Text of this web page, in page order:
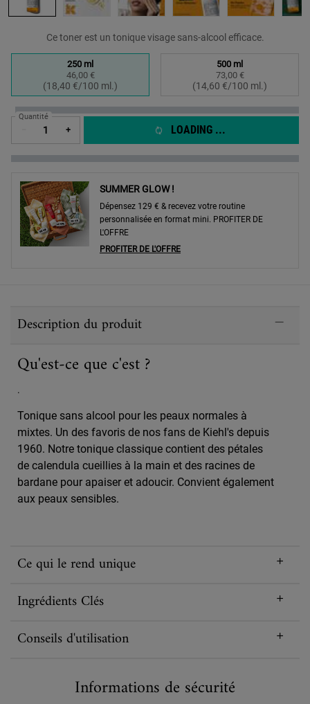
Ce toner est un tonique visage sans-alcool efficace.
Selected
250 ml
46,00 €
(18,40 €/100 ml.)
, 1 of 2 Selected
500 ml
73,00 €
(14,60 €/100 ml.)
, 2 of 2
Quantité
+ LOADING ...
SUMMER GLOW !
Dépensez 129 € & recevez votre routine
personnalisée en format mini. PROFITER DE
L'OFFRE
PROFITER DE L'OFFRE
Description du produit
Qu'est-ce que c'est ?
.
Tonique sans alcool pour les peaux normales à
mixtes. Un des favoris de nos fans de Kiehl's depuis
1960. Notre tonique classique contient des pétales
de calendula cueillies à la main et des racines de
bardane pour apaiser et adoucir. Convient également
aux peaux sensibles.
Ce qui le rend unique
Ingrédients Clés
Conseils d'utilisation
Informations de sécurité